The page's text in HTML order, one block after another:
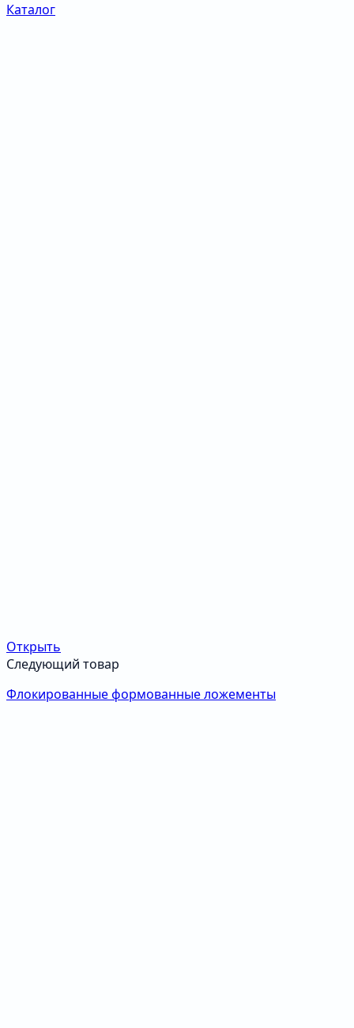
Каталог
Открыть
Следующий товар
Флокированные формованные ложементы